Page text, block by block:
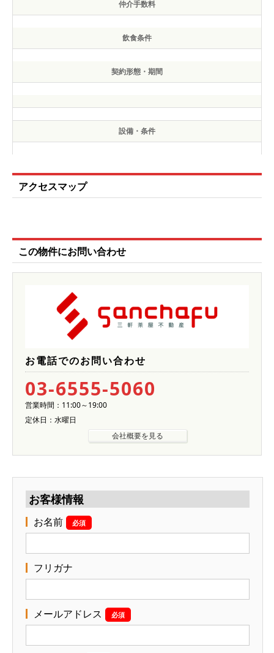
仲介手数料
飲食条件
契約形態・期間
設備・条件
アクセスマップ
この物件にお問い合わせ
お電話でのお問い合わせ
03-6555-5060
営業時間：11:00～19:00
定休日：水曜日
会社概要を見る
お客様情報
お名前 必須
フリガナ
メールアドレス 必須